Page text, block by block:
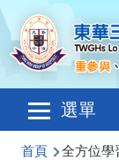
移至主內容
選單
Main
導
首頁 全方位學